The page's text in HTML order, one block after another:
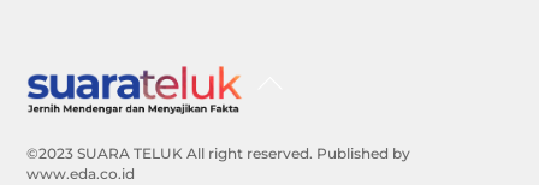
©2023 SUARA TELUK All right reserved. Published by
www.eda.co.id